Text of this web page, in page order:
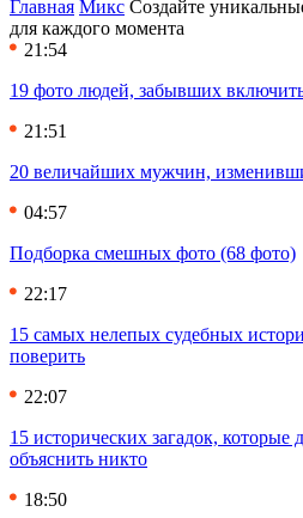
Главная Микс Создайте
для каждого момента
21:54
19 фото людей, забывших
21:51
20 величайших мужчин,
04:57
Подборка смешных фото (68 фото)
22:17
15 самых нелепых судебных
поверить
22:07
15 исторических загадок, которые
объяснить никто
18:50